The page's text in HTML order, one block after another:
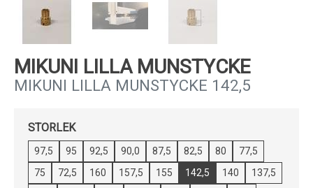
MIKUNI LILLA MUNSTYCKE
MIKUNI LILLA MUNSTYCKE 142,5
STORLEK
97,5 95 92,5 90,0 87,5 82,5 80
77,5
75
72,5 160 157,5 155 142,5 140
137,5